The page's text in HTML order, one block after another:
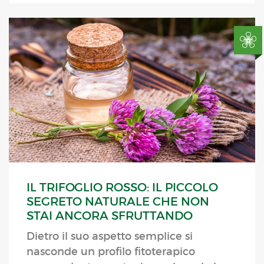
IL TRIFOGLIO ROSSO: IL PICCOLO
SEGRETO NATURALE CHE NON
STAI ANCORA SFRUTTANDO
Dietro il suo aspetto semplice si
nasconde un profilo fitoterapico